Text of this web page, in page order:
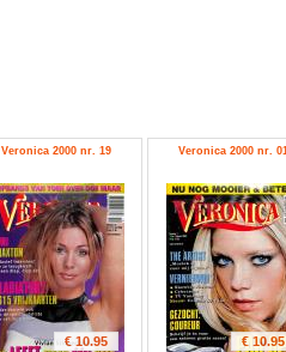
Veronica 2000 nr. 19
€ 10.95
Veronica 2000 nr. 01
€ 10.95